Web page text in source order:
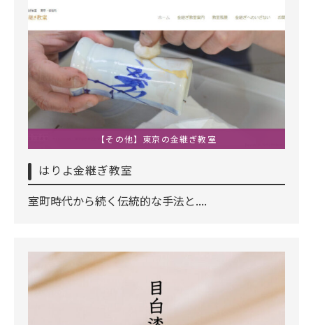
【その他】東京の金継ぎ教室
はりよ金継ぎ教室
室町時代から続く伝統的な手法と....